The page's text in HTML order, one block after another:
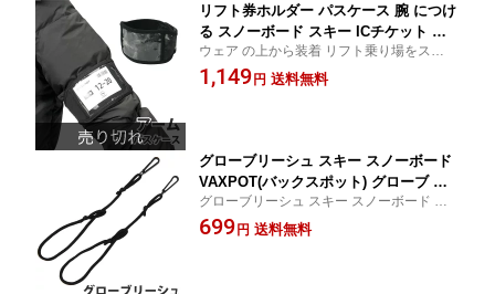
リフト券ホルダー パスケース 腕 につけ
る スノーボード スキー ICチケット 対
応 VAXPOT(バックスポット) VA-3352
リフト券入れ チケットホルダー リフト
ウェア の上から装着 リフト乗り場をスムー
ズに通過 アームパスケース アーム パスケ
ース スノボ パスケース チケット ケース リ
1,149円 送料無料
グローブリーシュ スキー スノーボード
VAXPOT(バックスポット) グローブ リ
ーシュ VA-2700【グローブ用リーシュコ
ード アクセサリー スノボ】【スノーボ
グローブリーシュ スキー スノーボード を
はじめ VAXPOT の スノーボード ウェア ゴ
ーグル グローブ ビーニー ソックス なども
699円 送料無料